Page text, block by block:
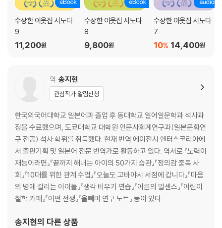
수상한 이웃집 시노다
9
11,200원
수상한 이웃집 시노다
8
9,800원
수상한 이웃집 시노다
7
14,400원
10%
역 송지현
관심작가 알림신청
한국외국어대학교 일본어과 졸업 후 동대학교 일어일문학과 석사과
정을 수료했으며, 도쿄대학교 대학원 인문사회계연구과(일본문화연
구 전공) 석사 학위를 취득했다. 현재 번역 에이전시 엔터스코리아에
서 출판기획 및 일본어 전문 번역가로 활동하고 있다. 역서로 『노력이
재능이라면』『끝까지 해내는 아이의 50가지 습관』『정의감 중독 사
회』『10대를 위한 관계 수업』『오늘도 고바야시 서점에 갑니다』『마음
의 병에 걸리는 아이들』『생각 비우기 연습』『어른의 말센스』『어린이
철학 카페』『어떤 전쟁』『올빼미 연구 노트』 등이 있다.
송지현의 다른 상품